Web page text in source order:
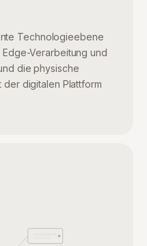
Technologieebene
Verarbeitung und
die physische
der digitalen Plattform